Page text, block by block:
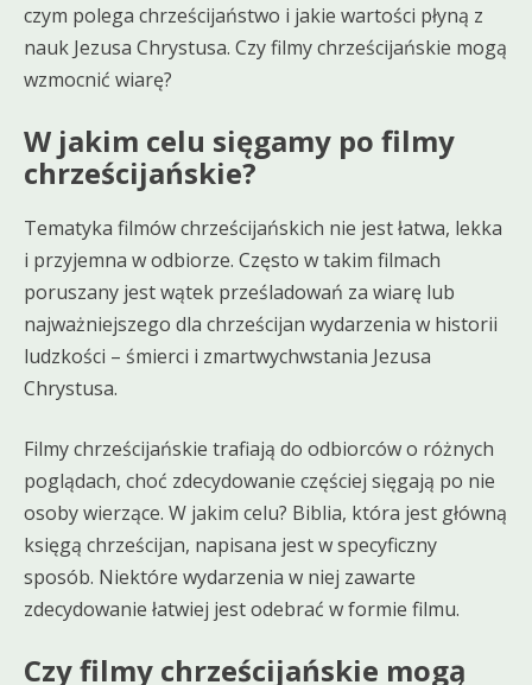
czym polega chrześcijaństwo i jakie wartości płyną z
nauk Jezusa Chrystusa. Czy filmy chrześcijańskie mogą
wzmocnić wiarę?
W jakim celu sięgamy po filmy
chrześcijańskie?
Tematyka filmów chrześcijańskich nie jest łatwa, lekka
i przyjemna w odbiorze. Często w takim filmach
poruszany jest wątek prześladowań za wiarę lub
najważniejszego dla chrześcijan wydarzenia w historii
ludzkości – śmierci i zmartwychwstania Jezusa
Chrystusa.
Filmy chrześcijańskie trafiają do odbiorców o różnych
poglądach, choć zdecydowanie częściej sięgają po nie
osoby wierzące. W jakim celu? Biblia, która jest główną
księgą chrześcijan, napisana jest w specyficzny
sposób. Niektóre wydarzenia w niej zawarte
zdecydowanie łatwiej jest odebrać w formie filmu.
Czy filmy chrześcijańskie mogą